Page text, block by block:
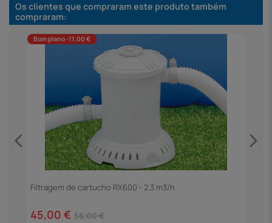
Os clientes que compraram este produto também
compraram:
Bom plano -11,00 €
Filtragem de cartucho RX600 - 2,3 m3/h
45,00 € 56,00 €